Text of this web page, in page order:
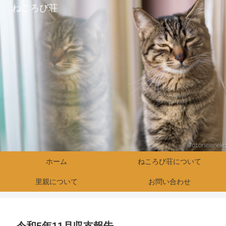
ねころび荘
ホーム ねころび荘について
里親について お問い合わせ